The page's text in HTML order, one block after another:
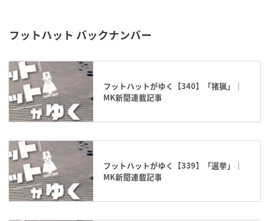
フットハット バックナンバー
フットハットがゆく【340】「猪猟」｜
MK新聞連載記事
フットハットがゆく【339】「選挙」｜
MK新聞連載記事